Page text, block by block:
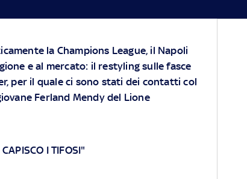
la Champions League, il Napoli
e al mercato: il restyling sulle fasce
per il quale ci sono stati dei contatti col
Ferland Mendy del Lione
I TIFOSI"